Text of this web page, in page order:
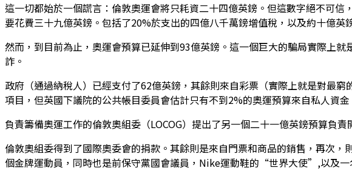
這一切都始於一個謊言：倫敦奧運會將只耗資二十四億英鎊。但這數字絕不可
要花費三十九億英鎊。包括了20%於支出的四億八千萬鎊增值稅，以及約十億英
然而，到目前為止，奧運會預算已延伸到93億英鎊。這一個巨大的騙局實際上
詐。
政府（通過納稅人）已經支付了62億英鎊，其餘則來自彩票（實際上就是對最
項目，但英國下議院的公共帳目委員會估計只有不到2%的奧運預算來自私人資金
負責籌備奧運工作的倫敦奧組委（LOCOG）提出了另一個二十一億英鎊預算負
倫敦奧組委得到了國際奧委會的捐款。其餘則是來自門票和商品的銷售，再次
個金牌運動員，同時也是前保守黨國會議員，Nike運動鞋的“世界大使”,以及一